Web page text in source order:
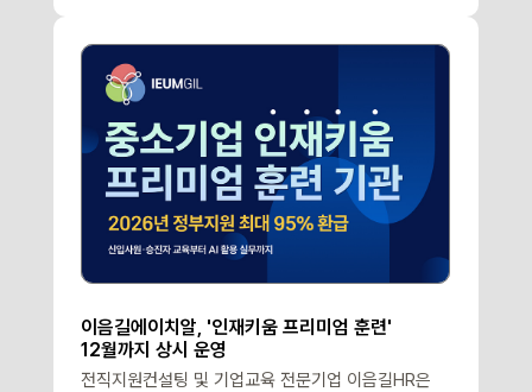
있도록 돕는 솔루션이다.
이음길에이치알, '인재키움 프리미엄 훈련'
12월까지 상시 운영
전직지원컨설팅 및 기업교육 전문기업 이음길HR은